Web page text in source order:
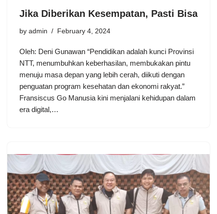
Jika Diberikan Kesempatan, Pasti Bisa
by admin February 4, 2024
Oleh: Deni Gunawan “Pendidikan adalah kunci Provinsi
NTT, menumbuhkan keberhasilan, membukakan pintu
menuju masa depan yang lebih cerah, diikuti dengan
penguatan program kesehatan dan ekonomi rakyat.”
Fransiscus Go Manusia kini menjalani kehidupan dalam
era digital,…